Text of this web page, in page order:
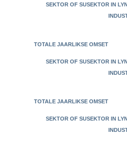
SEKTOR OF
KLASSIFIKASIE